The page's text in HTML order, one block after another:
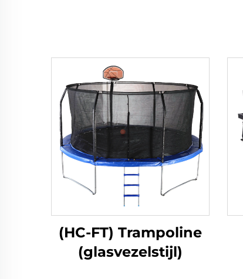
(HC-FT) Trampoline
(glasvezelstijl)